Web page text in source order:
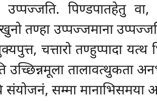
पिण्डपातहेतु
तण्हा उप्पज्जमाना
चत्तारो तण्हुप्पादा
उच्छिन्नमूला तालावत्थुकता
सम्मा मानाभिसमया